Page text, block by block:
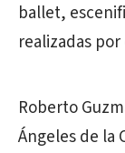
ballet,
realizadas
Roberto
Ángeles de la